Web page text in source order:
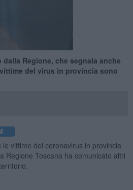
Regione, che segnala anche
del virus in provincia sono
le vittime del coronavirus in provincia
Regione Toscana ha comunicato altri